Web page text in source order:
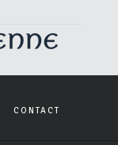
CONTACT